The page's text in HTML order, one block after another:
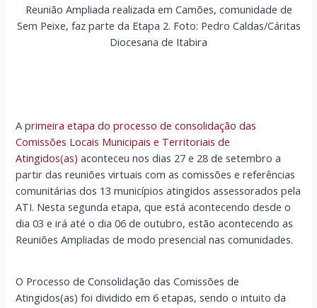
Reunião Ampliada realizada em Camões, comunidade de
Sem Peixe, faz parte da Etapa 2. Foto: Pedro Caldas/Cáritas
Diocesana de Itabira
A primeira etapa do processo de consolidação das
Comissões Locais Municipais e Territoriais de
Atingidos(as) aconteceu nos dias 27 e 28 de setembro a
partir das reuniões virtuais com as comissões e referências
comunitárias dos 13 municípios atingidos assessorados pela
ATI. Nesta segunda etapa, que está acontecendo desde o
dia 03 e irá até o dia 06 de outubro, estão acontecendo as
Reuniões Ampliadas de modo presencial nas comunidades.
O Processo de Consolidação das Comissões de
Atingidos(as) foi dividido em 6 etapas, sendo o intuito da